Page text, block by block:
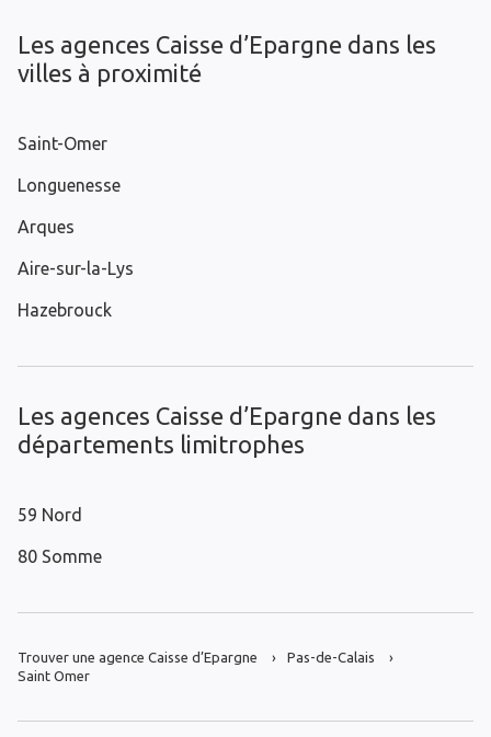
Les agences Caisse d’Epargne dans les
villes à proximité
Saint-Omer
Longuenesse
Arques
Aire-sur-la-Lys
Hazebrouck
Les agences Caisse d’Epargne dans les
départements limitrophes
59 Nord
80 Somme
Trouver une agence Caisse d’Epargne
Pas-de-Calais
Saint Omer